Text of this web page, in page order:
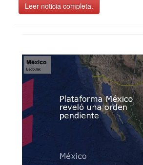
Leer noticia completa.